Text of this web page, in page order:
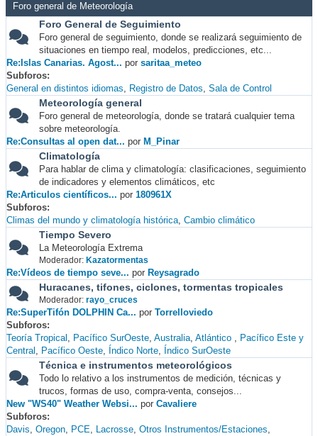
Foro general de Meteorología
Foro General de Seguimiento
Foro general de seguimiento, donde se realizará seguimiento de
situaciones en tiempo real, modelos, predicciones, etc...
Re:Islas Canarias. Agost... por saritaa_meteo
Subforos
General en distintos idiomas
Registro de Datos Sala de Control
Meteorología general
Foro general de meteorología, donde se tratará cualquier tema
sobre meteorología.
Re:Consultas al open dat... por M_Pinar
Climatología
Para hablar de clima y climatología: clasificaciones, seguimiento
de indicadores y elementos climáticos, etc
Re:Articulos científicos... por 180961X
Subforos
Climas del mundo y climatología histórica Cambio climático
Tiempo Severo
La Meteorología Extrema
Moderador: Kazatormentas
Re:Vídeos de tiempo seve... por Reysagrado
Huracanes, tifones, ciclones, tormentas tropicales
Moderador: rayo_cruces
Re:SuperTifón DOLPHIN Ca... por Torrelloviedo
Subforos
Teoría Tropical
Pacífico SurOeste Australia Atlántico
Pacífico Este y
Central
Pacífico Oeste Índico Norte Índico SurOeste
Técnica e instrumentos meteorológicos
Todo lo relativo a los instrumentos de medición, técnicas y
trucos, formas de uso, compra-venta, consejos...
New "WS40" Weather Websi... por Cavaliere
Subforos
Davis Oregon PCE Lacrosse Otros Instrumentos/Estaciones